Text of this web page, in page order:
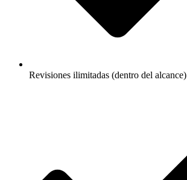
Revisiones ilimitadas (dentro del alcance)